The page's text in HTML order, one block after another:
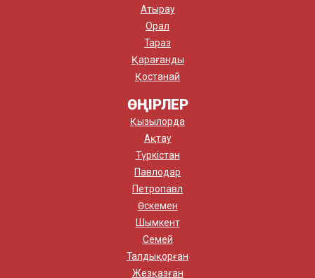
Атырау
Орал
Тараз
Қарағанды
Қостанай
ӨҢІРЛЕР
Қызылорда
Ақтау
Түркістан
Павлодар
Петропавл
Өскемен
Шымкент
Семей
Талдықорған
Жезқазған